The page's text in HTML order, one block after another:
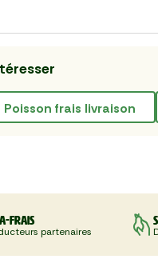
poisson frais livraison
frais
partenaires